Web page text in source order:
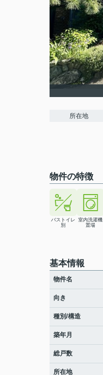
所在地
物件の特徴
バストイレ
別
室内洗濯機
置場
基本情報
物件名
向き
種別/構造
築年月
総戸数
所在地